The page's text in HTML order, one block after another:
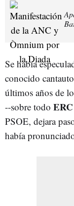
Se había
conocido
últimos años de
--sobre todo ERC
PSOE, dejara
había